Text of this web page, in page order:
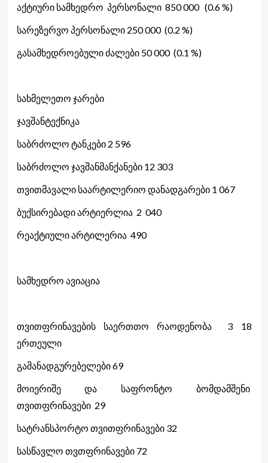
აქტიური სამხედრო პერსონალი 850 000 (0.6 %)
სარეზერვო პერსონალი 250 000 (0.2 %)
გასამხედროებული ძალები 50 000 (0.1 %)
სახმელეთო ჯარები
ჯავშანტექნიკა
საბრძოლო ტანკები 2 596
საბრძოლო ჯავშანმანქანები 12 303
თვითმავალი საარტილერიო დანადგარები 1 067
ბუქსირებადი არტიერლია 2 040
რეაქტიული არტილერია 490
სამხედრო ავიაცია
თვითფრინავების საერთთო რაოდენობა 3 18
ერთეული
გამანადგურებელები 69
მოიერიშე და საფრონტო ბომდამშენი
თვითფრინავები 29
სატრანსპორტო თვითფრინავები 32
სასწავლო თვთფრინავები 72